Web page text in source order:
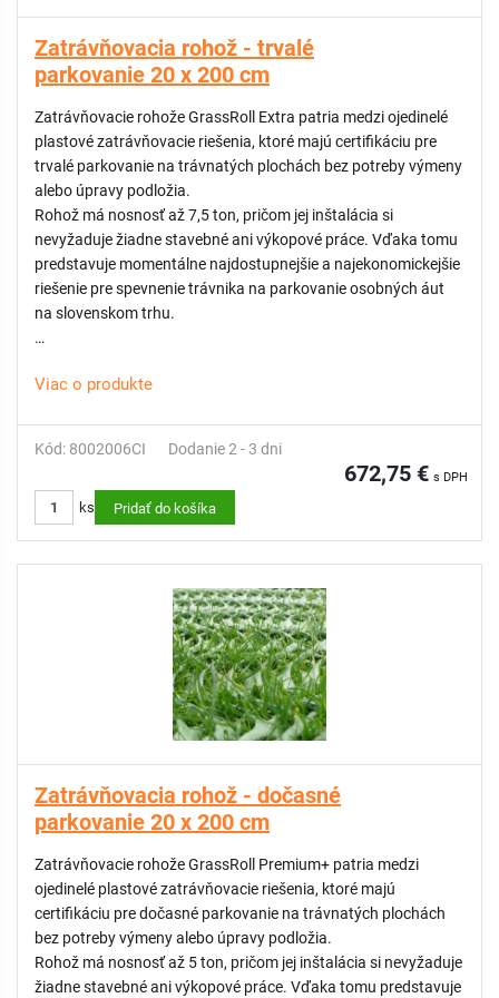
potreby špeciálneho náradia.
Efektívna preprava: Úsporné balenie — až 73 m2 dlažby na
Praktické a estetické riešenie: Bunky mriežky môžete vyplniť
zeminou a zatrávniť, prípadne zasypať štrkom či kamenivom
pre prirodzený a upravený vzhľad plochy.
Dlažba spĺňa normy DIN1072 pre požiarné cesty a zaručuje
bezpečné použitie v náročných podmienkach.
KOMPATIBILNÉ:
Zatrávňovacia rohož - trvalé
parkovanie 20 x 200 cm
Zatrávňovacie rohože GrassRoll Extra patria medzi ojedinelé
plastové zatrávňovacie riešenia, ktoré majú certifikáciu pre
trvalé parkovanie na trávnatých plochách bez potreby výmeny
alebo úpravy podložia.
Rohož má nosnosť až 7,5 ton, pričom jej inštalácia si
nevyžaduje žiadne stavebné ani výkopové práce. Vďaka tomu
predstavuje momentálne najdostupnejšie a najekonomickejšie
riešenie pre spevnenie trávnika na parkovanie osobných áut
na slovenskom trhu.
stabilizáciu terénu, spevnenie príjazdových ciest, úpravu
pohybom chodcov. Pokládka je jednoduchá, rýchla a finančne
efektívna, pričom rohož vyniká univerzálnym využitím. Pre
zvýšenie trakcie a lepšiu priľnavosť sa odporúča povrch jemne
GrassRoll Extra je trojrozmerná georohož vyrobená z vysoko-
hustotného polyetylénu (HDPE), ktorý je chemicky aj biologicky
inertný a zároveň plne recyklovateľný.
Viac o produkte
Kód: 8002006CI Dodanie 2 - 3 dni
672,75 € s DPH
ks Pridať do košíka
Zatrávňovacia rohož - dočasné
parkovanie 20 x 200 cm
Zatrávňovacie rohože GrassRoll Premium+ patria medzi
ojedinelé plastové zatrávňovacie riešenia, ktoré majú
certifikáciu pre dočasné parkovanie na trávnatých plochách
bez potreby výmeny alebo úpravy podložia.
Rohož má nosnosť až 5 ton, pričom jej inštalácia si nevyžaduje
žiadne stavebné ani výkopové práce. Vďaka tomu predstavuje